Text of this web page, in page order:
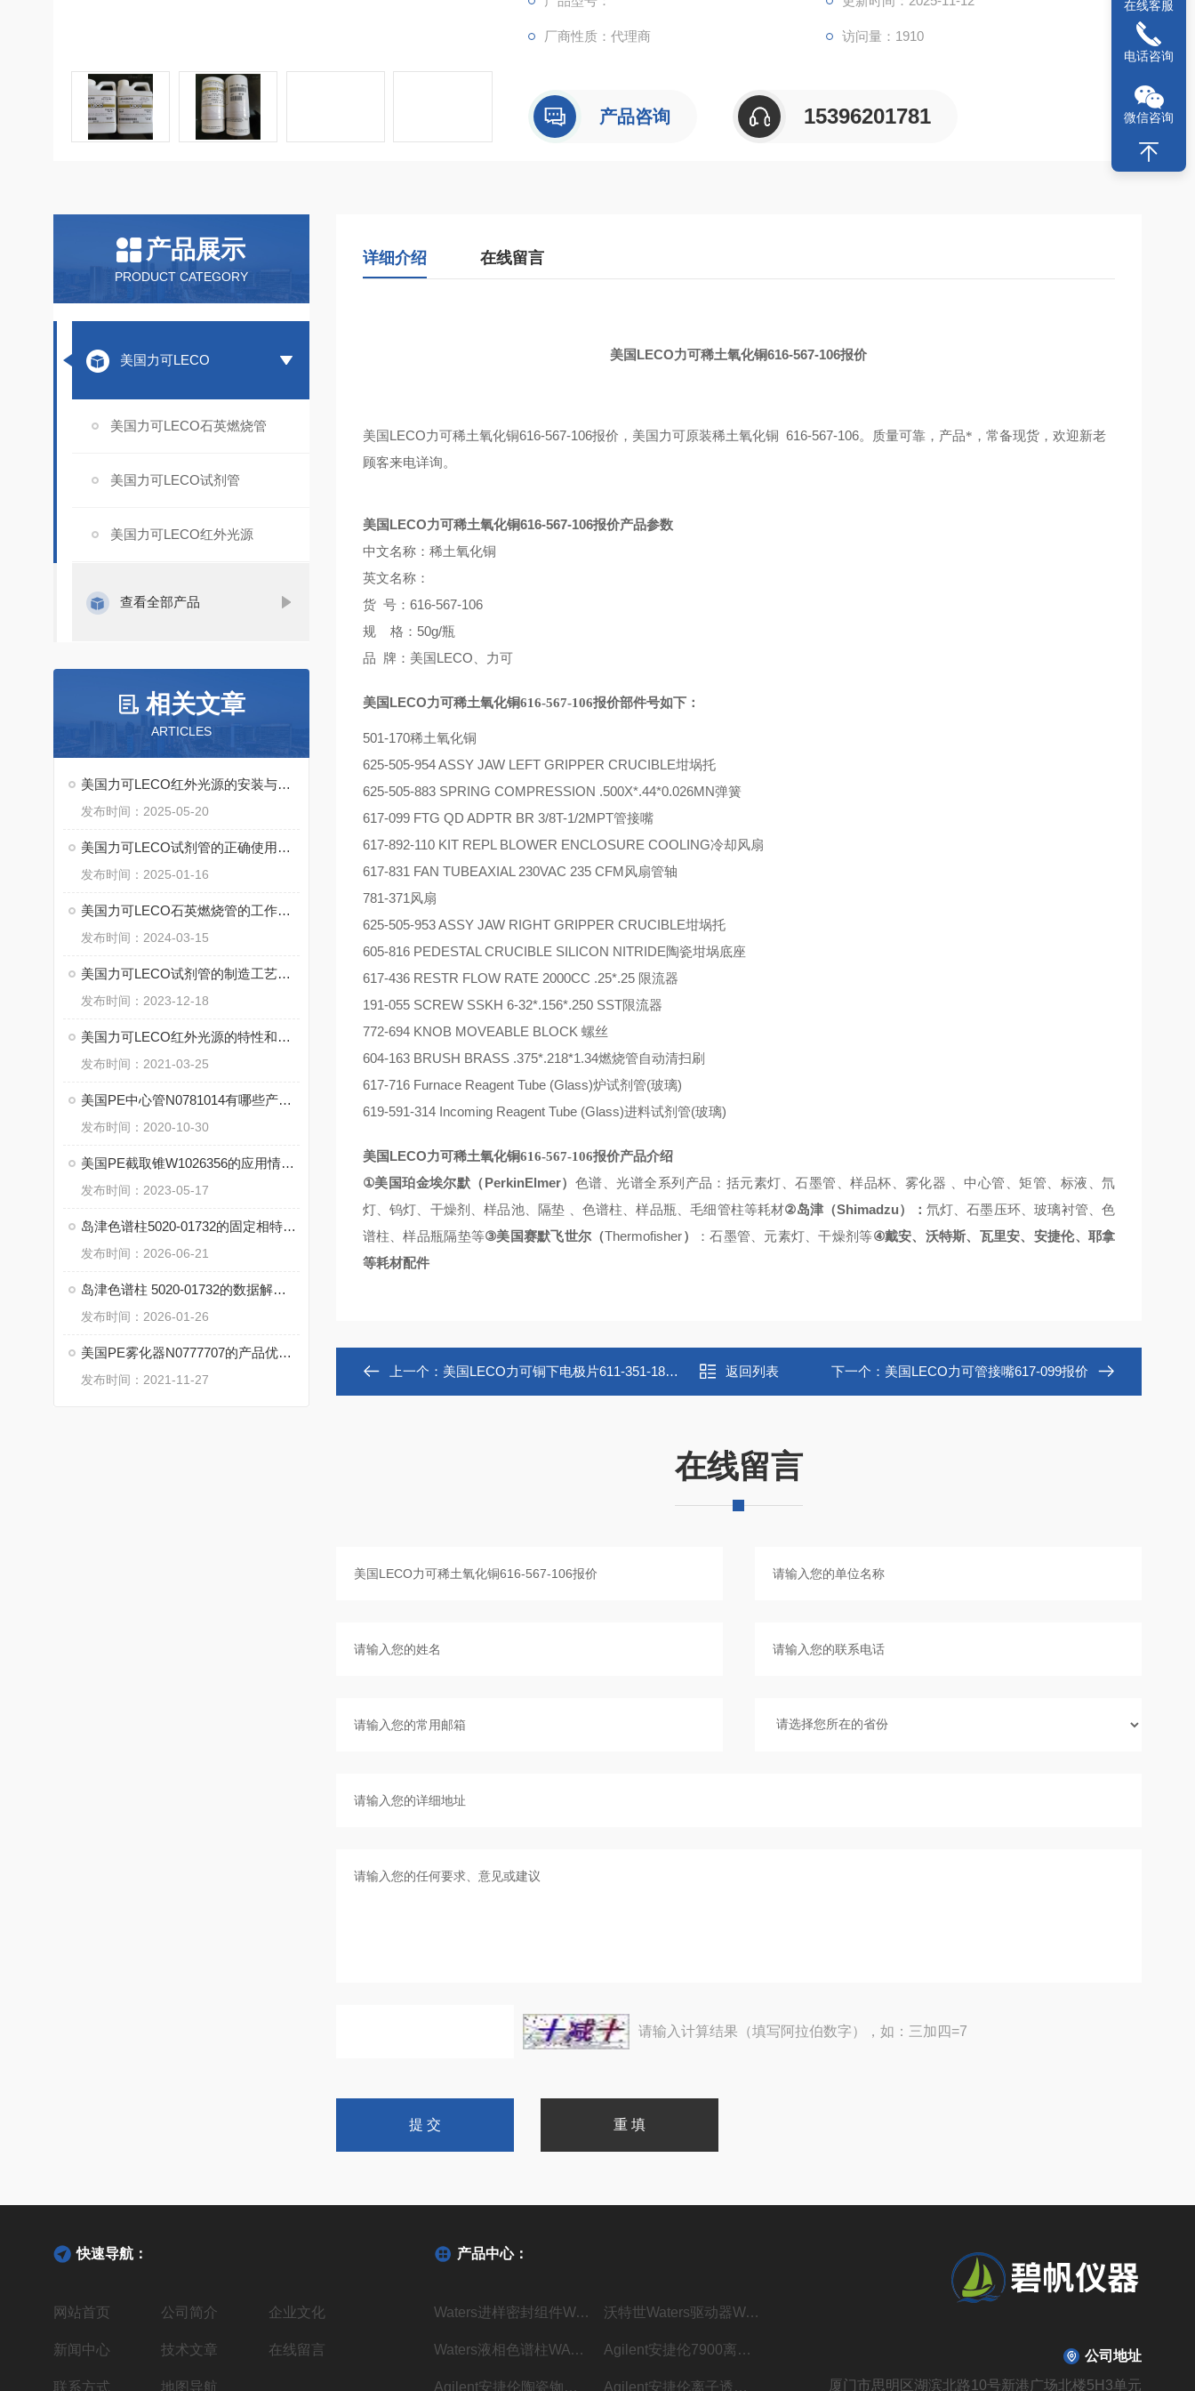
厂商性质：代理商 访问量：1910
产品咨询 15396201781
产品展示
PRODUCT CATEGORY
美国力可LECO
美国力可LECO石英燃烧管
美国力可LECO试剂管
美国力可LECO红外光源
查看全部产品
相关文章
ARTICLES
美国力可LECO红外光源的安装与调试指南说明
发布时间：2025-05-20
美国力可LECO试剂管的正确使用与操作方法介绍
发布时间：2025-01-16
美国力可LECO石英燃烧管的工作原理和技术特点
发布时间：2024-03-15
美国力可LECO试剂管的制造工艺和质量控制技术
发布时间：2023-12-18
美国力可LECO红外光源的特性和产生光源的方法
发布时间：2021-03-25
美国PE中心管N0781014有哪些产品特点
发布时间：2020-10-30
美国PE截取锥W1026356的应用情况和使用注意点
发布时间：2023-05-17
岛津色谱柱5020-01732的固定相特性与分离模式
发布时间：2026-06-21
岛津色谱柱 5020-01732的数据解读与分析方法
发布时间：2026-01-26
美国PE雾化器N0777707的产品优势和安装调节说明
发布时间：2021-11-27
详细介绍 在线留言
美国LECO力可稀土氧化铜616-567-106报价
美国 LECO力可稀土氧化铜616-567-106报价，美国力可原装稀土氧化铜 616-567-106。
质量可靠，产品*，常备现货，欢迎新老
顾客来电详询。
美国LECO力可稀土氧化铜616-567-106报价产品参数
中文名称：稀土氧化铜
英文名称：
货号：616-567-106
规 格： 50g/瓶
品 牌：美国LECO、力可
美国LECO力可稀土氧化铜616-567-106报价部件号如下：
501-170稀土氧化铜
625-505-954 ASSY JAW LEFT GRIPPER CRUCIBLE坩埚托
625-505-883 SPRING COMPRESSION .500X*.44*0.026MN弹簧
617-099 FTG QD ADPTR BR 3/8T-1/2MPT管接嘴
617-892-110 KIT REPL BLOWER ENCLOSURE COOLING冷却风扇
617-831 FAN TUBEAXIAL 230VAC 235 CFM风扇管轴
781-371风扇
625-505-953 ASSY JAW RIGHT GRIPPER CRUCIBLE坩埚托
605-816 PEDESTAL CRUCIBLE SILICON NITRIDE陶瓷坩埚底座
617-436 RESTR FLOW RATE 2000CC .25*.25 限流器
191-055 SCREW SSKH 6-32*.156*.250 SST限流器
772-694KNOB MOVEABLE BLOCK 螺丝
604-163 BRUSH BRASS .375*.218*1.34燃烧管自动清扫刷
617-716 Furnace Reagent Tube (Glass)炉试剂管(玻璃)
619-591-314 Incoming Reagent Tube (Glass)进料试剂管(玻璃)
美国 LECO力可稀土氧化铜616-567-106报价产品介绍
①美国珀金埃尔默（ PerkinElmer） 色谱、光谱全系列产品：括元素灯、石墨管、样品杯、雾化器 、中心管、矩管、标液、氘
灯、钨灯、干燥剂、样品池、隔垫 、色谱柱、样品瓶、毛细管柱等耗材②岛津（Shimadzu）： 氘灯、石墨压环、玻璃衬管、色
谱柱、样品瓶隔垫等③美国赛默飞世尔（Thermofisher） ：石墨管、元素灯、干燥剂等④戴安、沃特斯、瓦里安、安捷伦、耶拿
等耗材配件
上一个： 美国LECO力可铜下电极片611-351-181报价 返回列表 下一个： 美国LECO力可管接嘴617-099报价
在线留言
请输入计算结果（填写阿拉伯数字），如：三加四=7
快速导航：
网站首页 公司简介 企业文化
新闻中心 技术文章 在线留言
联系方式 地图导航
产品中心：
Waters进样密封组件WAT271019密封垫现货 沃特世Waters驱动器WAT270928现货
Waters液相色谱柱WAT045905现货 Agilent安捷伦7900离子透镜G8400-67001现货
Agilent安捷伦陶瓷铷珠G3434-60806现货 Agilent安捷伦离子透镜配件G3280-67039现货
公司地址
厦门市思明区湖滨北路10号新港广场北楼5H3单元
在线客服
电话咨询
微信咨询